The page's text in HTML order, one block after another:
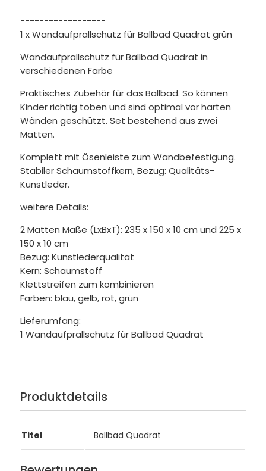
------------------
1 x Wandaufprallschutz für Ballbad Quadrat grün
Wandaufprallschutz für Ballbad Quadrat in
verschiedenen Farbe
Praktisches Zubehör für das Ballbad. So können
Kinder richtig toben und sind optimal vor harten
Wänden geschützt. Set bestehend aus zwei
Matten.
Komplett mit Ösenleiste zum Wandbefestigung.
Stabiler Schaumstoffkern, Bezug: Qualitäts-
Kunstleder.
weitere Details:
2 Matten Maße (LxBxT): 235 x 150 x 10 cm und 225 x
150 x 10 cm
Bezug: Kunstlederqualität
Kern: Schaumstoff
Klettstreifen zum kombinieren
Farben: blau, gelb, rot, grün
Lieferumfang:
1 Wandaufprallschutz für Ballbad Quadrat
Produktdetails
Titel Ballbad Quadrat